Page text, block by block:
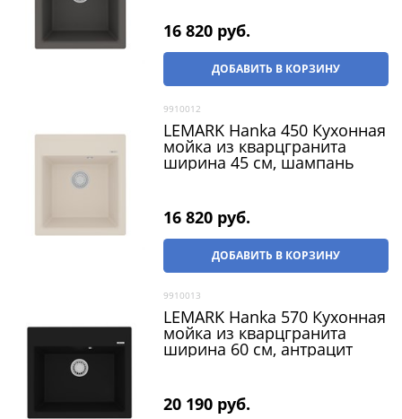
16 820 руб.
ДОБАВИТЬ В КОРЗИНУ
9910012
LEMARK Hanka 450 Кухонная
мойка из кварцгранита
ширина 45 см, шампань
16 820 руб.
ДОБАВИТЬ В КОРЗИНУ
9910013
LEMARK Hanka 570 Кухонная
мойка из кварцгранита
ширина 60 см, антрацит
20 190 руб.